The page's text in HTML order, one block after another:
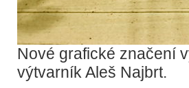
Nové grafické značení
výtvarník Aleš Najbrt.